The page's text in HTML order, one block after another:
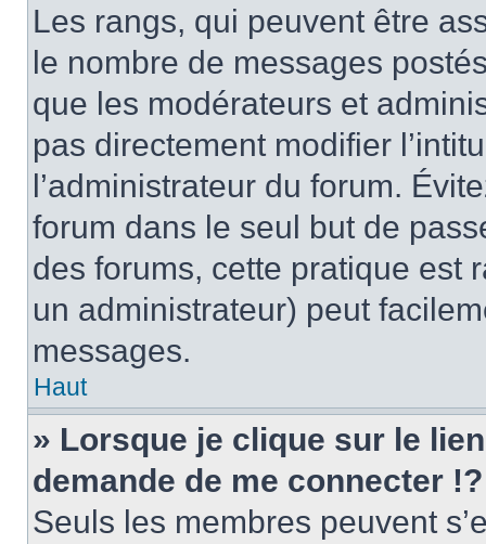
Les rangs, qui peuvent être
le nombre de messages
que les modérateurs et
pas directement modifier
l’administrateur du forum.
forum dans le seul but de
des forums, cette pratique est
un administrateur) peut
messages.
Haut
» Lorsque je clique sur le
demande de me connecter !?
Seuls les membres peuvent